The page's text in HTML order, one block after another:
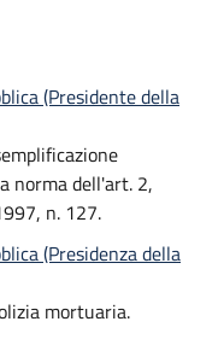
(Presidente della
norma dell'art. 2,
n. 127.
(Presidenza della
mortuaria.